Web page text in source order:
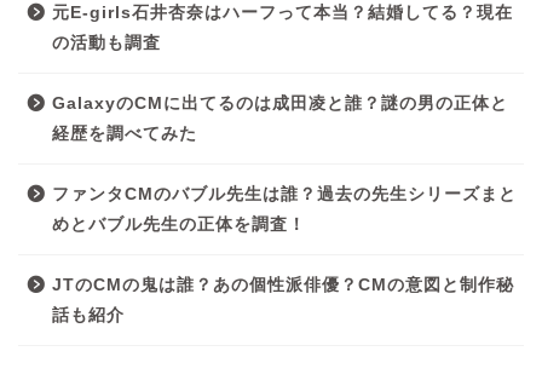
元E-girls石井杏奈はハーフって本当？結婚してる？現在
の活動も調査
GalaxyのCMに出てるのは成田凌と誰？謎の男の正体と
経歴を調べてみた
ファンタCMのバブル先生は誰？過去の先生シリーズまと
めとバブル先生の正体を調査！
JTのCMの鬼は誰？あの個性派俳優？CMの意図と制作秘
話も紹介